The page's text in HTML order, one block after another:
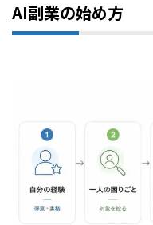
AI副業の始め方